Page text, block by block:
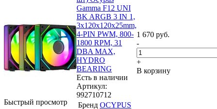
Быстрый просмотр
Gamma F12 UNI
BK ARGB 3 IN 1,
3x120x120x25mm,
4-PIN PWM, 800-
1800 RPM, 31
DBA MAX,
HYDRO
BEARING
Есть в наличии
Артикул:
992710712
Бренд OCYPUS
1 670 руб.
-
+
В корзину